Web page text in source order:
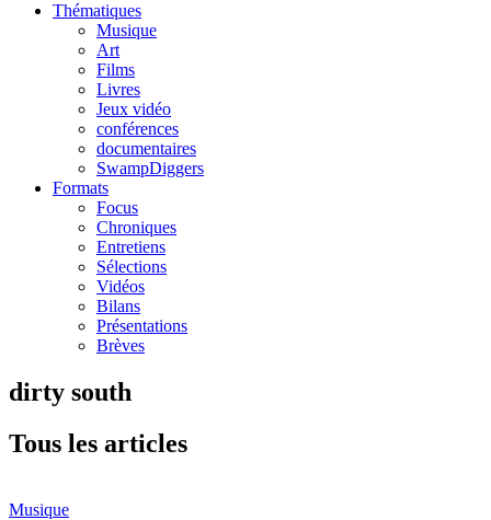
Thématiques
Musique
Art
Films
Livres
Jeux vidéo
conférences
documentaires
SwampDiggers
Formats
Focus
Chroniques
Entretiens
Sélections
Vidéos
Bilans
Présentations
Brèves
dirty south
Tous les articles
Musique